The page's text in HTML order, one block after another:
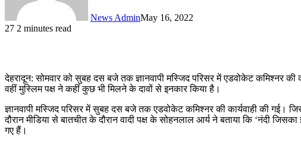
News AdminMay 16, 2022
27 2 minutes read
देहरादून: सोमवार को सुबह दस बजे तक ज्ञानवापी मस्जिद परिसर में एडवोकेट कमिश्‍नर की
वहीं मुस्लिम पक्ष ने कहीं कुछ भी मिलने के दावों से इनकार किया है।
ज्ञानवापी मस्जिद परिसर में सुबह दस बजे तक एडवोकेट कमिश्‍नर की कार्यवाही की गई।
दौरान मीडिया से बातचीत के दौरान वादी पक्ष के सोहनलाल आर्य ने बताया कि ‘नंदी
गए हैं।